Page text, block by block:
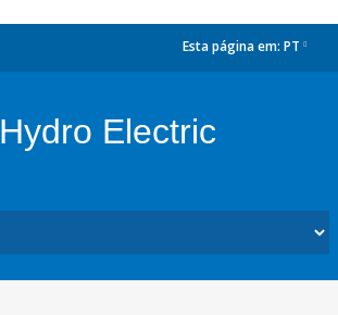
Esta página em: PT
Electric